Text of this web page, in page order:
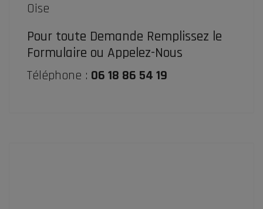
Oise
Pour toute Demande Remplissez le
Formulaire ou Appelez-Nous
Téléphone : 06 18 86 54 19